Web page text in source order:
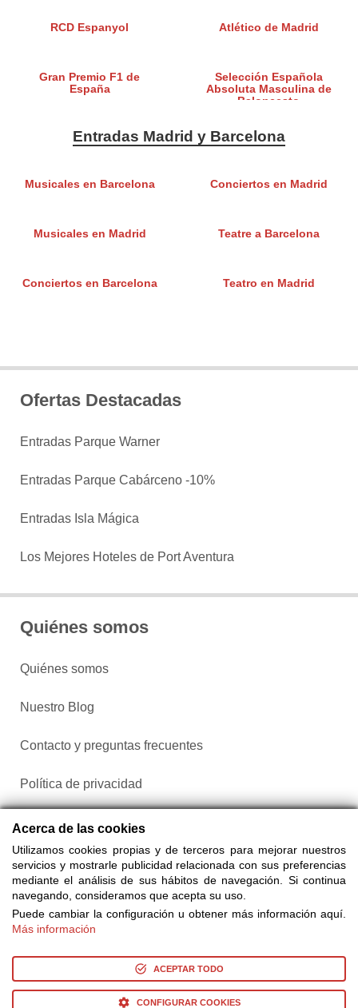
RCD Espanyol Atlético de Madrid
Gran Premio F1 de
España
Selección Española
Absoluta Masculina de
Baloncesto
Entradas Madrid y Barcelona
Musicales en Barcelona Conciertos en Madrid
Musicales en Madrid Teatre a Barcelona
Conciertos en Barcelona Teatro en Madrid
Ofertas Destacadas
Entradas Parque Warner
Entradas Parque Cabárceno -10%
Entradas Isla Mágica
Los Mejores Hoteles de Port Aventura
Quiénes somos
Quiénes somos
Nuestro Blog
Contacto y preguntas frecuentes
Política de privacidad
Configurar cookies
de 25 proveedores
Acerca de las cookies
Utilizamos cookies propias y de terceros para mejorar nuestros
servicios y mostrarle publicidad relacionada con sus preferencias
mediante el análisis de sus hábitos de navegación. Si continua
navegando, consideramos que acepta su uso.
Puede cambiar la configuración u obtener más información aquí.
Más información
ACEPTAR TODO
CONFIGURAR COOKIES